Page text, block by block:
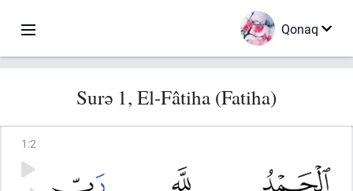
Qonaq
Surə 1, El-Fâtiha (Fatiha)
1 :2